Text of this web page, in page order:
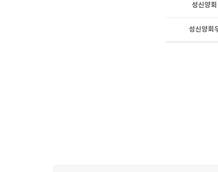
성신양회
성신양회